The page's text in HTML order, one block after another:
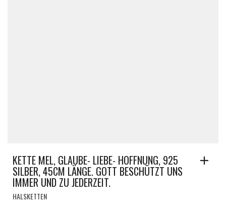
KETTE MEL, GLAUBE- LIEBE- HOFFNUNG, 925
SILBER, 45CM LÄNGE. GOTT BESCHÜTZT UNS
IMMER UND ZU JEDERZEIT.
HALSKETTEN